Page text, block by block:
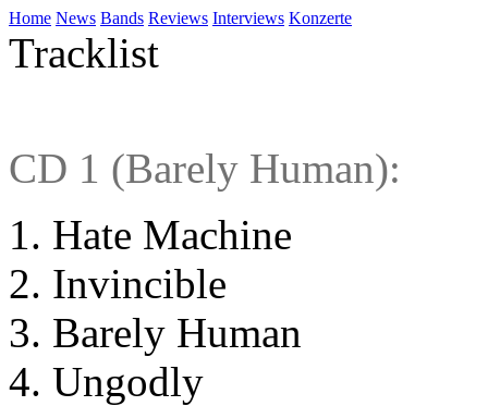
Home News Bands Reviews Interviews Konzerte
Tracklist
CD 1 (Barely Human):
Hate Machine
Invincible
Barely Human
Ungodly